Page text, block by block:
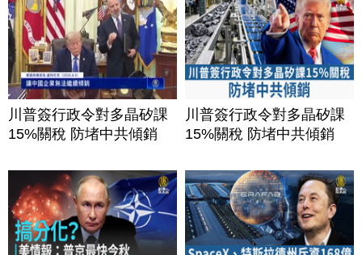
川普簽行政令對多晶矽課
15%關稅 防堵中共傾銷
川普簽行政令對多晶矽課
15%關稅 防堵中共傾銷